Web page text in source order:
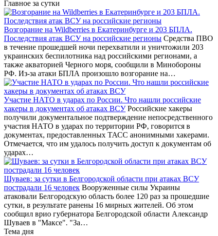
Главное за сутки
Возгорание на Wildberries в Екатеринбурге и 203 БПЛА.
Последствия атак ВСУ на российские регионы Средства ПВО
в течение прошедшей ночи перехватили и уничтожили 203
украинских беспилотника над российскими регионами, а
также акваторией Черного моря, сообщили в Минобороны
РФ. Из-за атаки БПЛА произошло возгорание на…
Участие НАТО в ударах по России. Что нашли российские
хакеры в документах об атаках ВСУРоссийские хакеры
получили документальное подтверждение непосредственного
участия НАТО в ударах по территории РФ, говорится в
документах, предоставленных ТАСС анонимными хакерами.
Отмечается, что им удалось получить доступ к документам об
ударах…
Шуваев: за сутки в Белгородской области при атаках ВСУ
пострадали 16 человек Вооруженные силы Украины
атаковали Белгородскую область более 120 раз за прошедшие
сутки, в результате ранены 16 мирных жителей. Об этом
сообщил врио губернатора Белгородской области Александр
Шуваев в "Максе". "За…
Тема дня